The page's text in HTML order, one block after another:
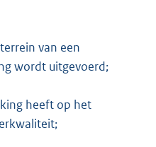
van een
wordt uitgevoerd;
heeft op het